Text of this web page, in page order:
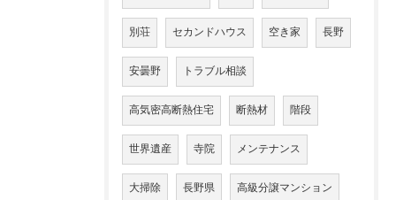
別荘 セカンドハウス 空き家 長野
安曇野 トラブル相談
高気密高断熱住宅 断熱材 階段
世界遺産 寺院 メンテナンス
大掃除 長野県 高級分譲マンション